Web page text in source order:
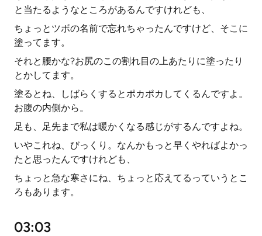
と当たるようなところがあるんですけれども、
ちょっとツボの名前で忘れちゃったんですけど、そこに
塗ってます。
それと腰かな?お尻のこの割れ目の上あたりに塗ったり
とかしてます。
塗るとね、しばらくするとポカポカしてくるんですよ。
お腹の内側から。
足も、足先まで私は暖かくなる感じがするんですよね。
いやこれね、びっくり。なんかもっと早くやればよかっ
たと思ったんですけれども、
ちょっと急な寒さにね、ちょっと応えてるっていうとこ
ろもあります。
03:03